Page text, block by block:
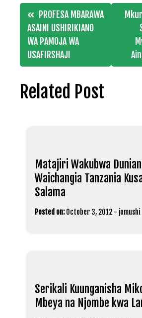
Post
navigation
PROFESA MBARAWA
ASAINI USHIRIKIANO
WA PAMOJA WA
USAFIRSHAJI
Related Post
Matajiri Wakubwa
Waichangia Tanzania
Salama
Posted on: October 3, 2012 - jomushi
Serikali Kuunganisha
Mbeya na Njombe kwa